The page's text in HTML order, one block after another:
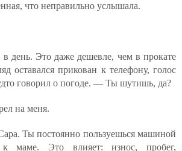
что неправильно услышала.
день. Это даже дешевле, чем в прокате
оставался прикован к телефону, голос
говорил о погоде. — Ты шутишь, да?
на меня.
Ты постоянно пользуешься машиной
Это влияет: износ, пробег,